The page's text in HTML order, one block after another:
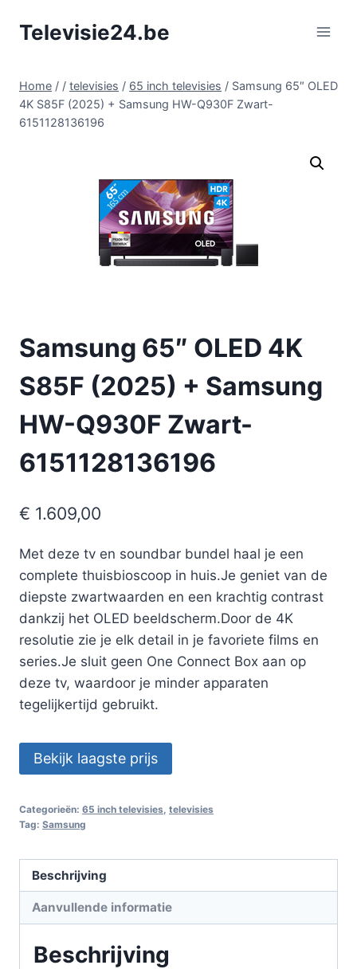
naarTelevisie24.be
Home / / televisies / 65 inch televisies / Samsung 65″ OLED
4K S85F (2025) + Samsung HW-Q930F Zwart-
6151128136196
Samsung 65″ OLED 4K
S85F (2025) + Samsung
HW-Q930F Zwart-
6151128136196
€ 1.609,00
Met deze tv en soundbar bundel haal je een
complete thuisbioscoop in huis.Je geniet van de
diepste zwartwaarden en een krachtig contrast
dankzij het OLED beeldscherm.Door de 4K
resolutie zie je elk detail in je favoriete films en
series.Je sluit geen One Connect Box aan op
deze tv, waardoor je minder apparaten
tegelijkertijd gebruikt.
Bekijk laagste prijs
Categorieën: 65 inch televisies televisies
Tag: Samsung
Beschrijving
Aanvullende informatie
Beschrijving